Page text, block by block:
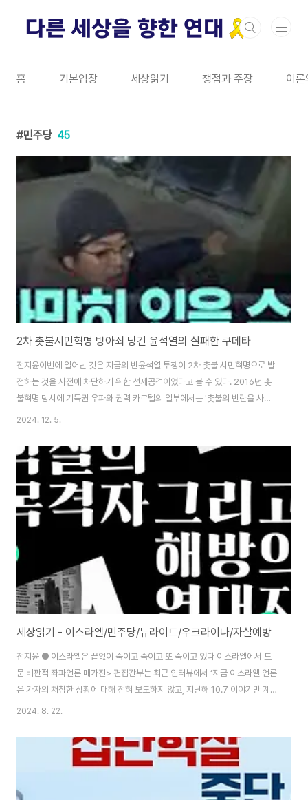
홈 기본입장 세상읽기 쟁점과 주장 이
민주당 45
2차 촛불시민혁명 방아쇠 당긴 윤석열의 실패한 쿠데타
전지윤이번에 일어난 것은 지금의 반윤석열 투쟁이 2차 촛불 시민혁명으로 발
전하는 것을 사전에 차단하기 위한 선제공격이었다고 볼 수 있다. 2016년 촛
불혁명 당시에 기득권 우파와 권력 카르텔의 일부에서는 '촛불의 반란을 사전
에 진압하며 계엄령을 선포했어야 하는데 기회를 놓치고 말았다'며 후회하는
속에서 대학교와 종교계로까지 들불처럼 번져가는 시국선언과 매주 주말마다
수십만 명이 모이는 촛불시위와 행진의 규모는 '더 늦으면 손을 쓸 수 없다'는
초초감을 낳았을 것이 분명하다. 그것은 '다수 야당이 반대하면 계엄은 곧바로
해제되고, 실시간으로 모든 게 SNS에서 생중계되는 데 무슨 계엄이냐'라던 수
많은 지식인과 자유주의적 개혁, 중..
2024. 12. 5.
세상읽기 - 이스라엘/민주당/뉴라이트/우크라이나/자살예방
전지윤 ● 이스라엘은 끝없이 죽이고 죽이고 또 죽이고 있다 이스라엘에서 드
문 비판적 좌파언론 매가진> 편집간부는 최근 인터뷰에서 ‘지금 이스라엘 언론
은 가자의 처참한 상황에 대해 전혀 보도하지 않고, 지난해 10.7 이야기만 계속
반복하며, 그래서 이스라엘 시민들은 스스로 피해자라고 생각한다’고 말했다.
민을 제거해야할 적으로 여기는 관점에는 이견을 표시했다.) 이스라엘은 가자
에서 지난 300일 동안 165명의 언론인을 죽였고, 이것은 전무후무한 기록이
다. '언론의 자유'를 그토록 강조하던 미국과 서방 정부와 언론들은 이것에 대해
서 침묵하고 있다. "세상은 10월 7일을 정당화할 수 있는 것은 아무것도 없다
2024. 8. 22.